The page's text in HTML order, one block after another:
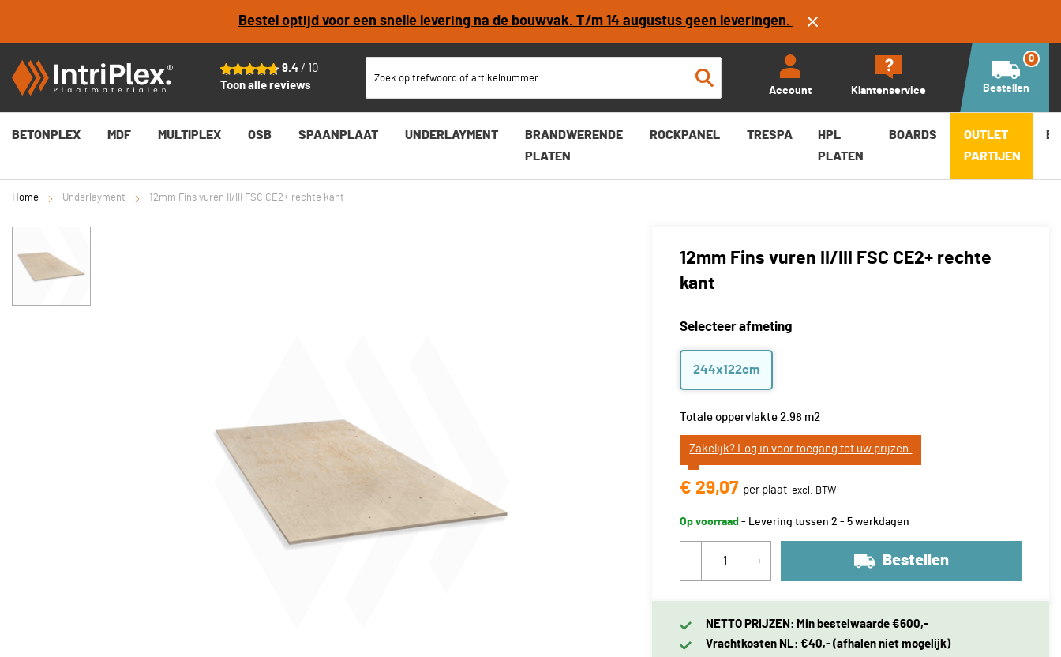
Bestel optijd voor een snelle levering na de bouwvak. T/m 14 augustus geen leveringen.
Account Klantenservice
9.4/ 10
Toon alle reviews
Bestellen
0
BETONPLEX MDF MULTIPLEX OSB SPAANPLAAT UNDERLAYMENT
BRANDWERENDE
PLATEN
ROCKPANEL TRESPA
HPL
PLATEN
BOARDS
OUTLET
PARTIJEN
Home Underlayment 12mm Fins vuren II/III FSC CE2+ rechte kant
12mm Fins vuren II/III FSC CE2+ rechte
kant
12mm Fins vuren II/III FSC CE2+ rechte kant
Vanaf € 29,07 per plaat
Selecteer afmeting
244x122cm
Totale oppervlakte 2.98 m2
Zakelijk? Log in voor toegang tot uw prijzen.
€ 29,07 per plaat
Op voorraad - Levering tussen 2 - 5 werkdagen
- + Bestellen
NETTO PRIJZEN: Min bestelwaarde €600,-
Vrachtkosten NL: €40,- (afhalen niet mogelijk)